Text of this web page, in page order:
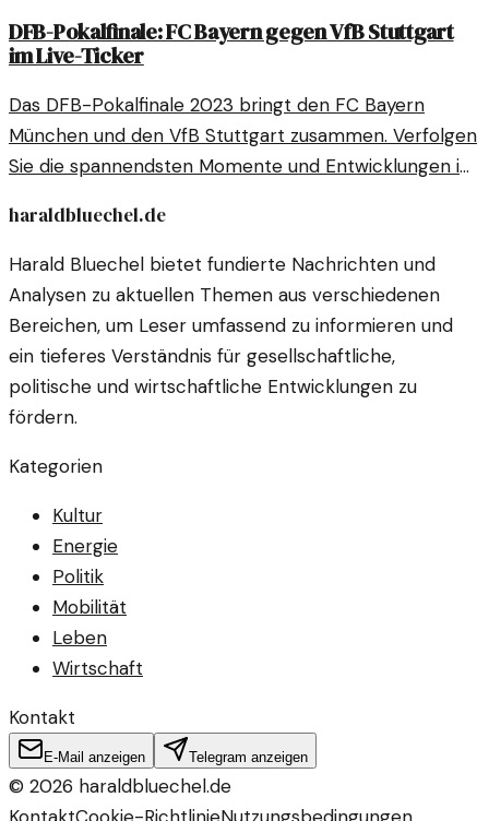
DFB-Pokalfinale: FC Bayern gegen VfB Stuttgart
im Live-Ticker
Das DFB-Pokalfinale 2023 bringt den FC Bayern
München und den VfB Stuttgart zusammen. Verfolgen
Sie die spannendsten Momente und Entwicklungen im
haraldbluechel.de
Harald Bluechel bietet fundierte Nachrichten und
Analysen zu aktuellen Themen aus verschiedenen
Bereichen, um Leser umfassend zu informieren und
ein tieferes Verständnis für gesellschaftliche,
politische und wirtschaftliche Entwicklungen zu
fördern.
Kategorien
Kultur
Energie
Politik
Mobilität
Leben
Wirtschaft
Kontakt
E-Mail anzeigen Telegram anzeigen
© 2026 haraldbluechel.de